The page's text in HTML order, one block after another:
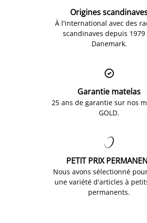
Origines
À l'international avec des
scandinaves depuis 1979
Danemark.

Garantie matelas
25 ans de garantie sur nos
GOLD.

PETIT PRIX
Nous avons sélectionné
une variété d'articles à
permanents.